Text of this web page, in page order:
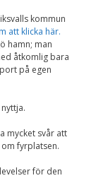
kommun
att klicka här.
hamn; man
åtkomlig bara
på egen
mycket svår att
fyrplatsen.
för den